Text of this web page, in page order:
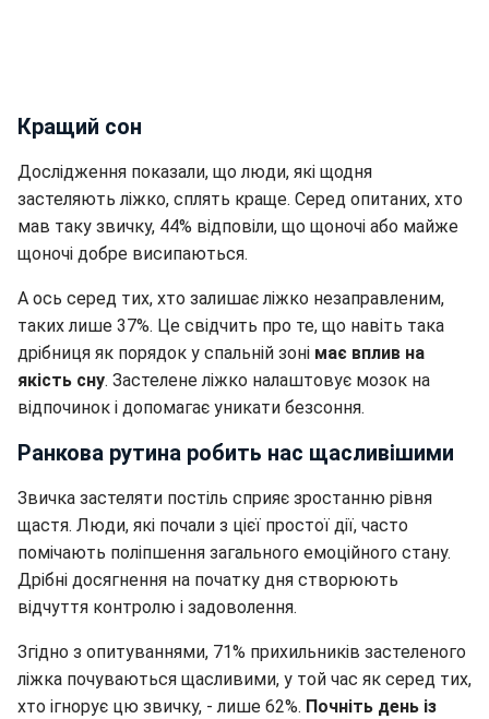
Кращий сон
Дослідження показали, що люди, які щодня
застеляють ліжко, сплять краще. Серед опитаних, хто
мав таку звичку, 44% відповіли, що щоночі або майже
щоночі добре висипаються.
А ось серед тих, хто залишає ліжко незаправленим,
таких лише 37%. Це свідчить про те, що навіть така
дрібниця як порядок у спальній зоні має вплив на
якість сну. Застелене ліжко налаштовує мозок на
відпочинок і допомагає уникати безсоння.
Ранкова рутина робить нас щасливішими
Звичка застеляти постіль сприяє зростанню рівня
щастя. Люди, які почали з цієї простої дії, часто
помічають поліпшення загального емоційного стану.
Дрібні досягнення на початку дня створюють
відчуття контролю і задоволення.
Згідно з опитуваннями, 71% прихильників застеленого
ліжка почуваються щасливими, у той час як серед тих,
хто ігнорує цю звичку, - лише 62%. Почніть день із